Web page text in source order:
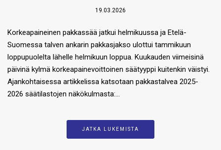
19.03.2026
Korkeapaineinen pakkassää jatkui helmikuussa ja Etelä-
Suomessa talven ankarin pakkasjakso ulottui tammikuun
loppupuolelta lähelle helmikuun loppua. Kuukauden viimeisinä
päivinä kylmä korkeapainevoittoinen säätyyppi kuitenkin väistyi.
Ajankohtaisessa artikkelissa katsotaan pakkastalvea 2025-
2026 säätilastojen näkökulmasta:…
JATKA LUKEMISTA